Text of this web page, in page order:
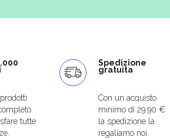
tutte
Spedizione
gratuita
Con un acquisto
minimo di 29.90 €
la spedizione la
regaliamo noi.